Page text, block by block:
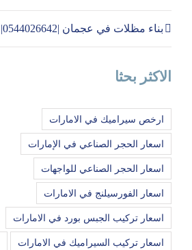
بناء مظلات في عجمان |0544026642| مظلات سيارات
الاكثر بحثا
ارخص سيراميك في الامارات
اسعار الحجر الصناعي في الإمارات
اسعار الحجر الصناعي للواجهات
اسعار الفورسيلنج في الامارات
اسعار تركيب الجبس بورد في الامارات
اسعار تركيب السيراميك في الامارات